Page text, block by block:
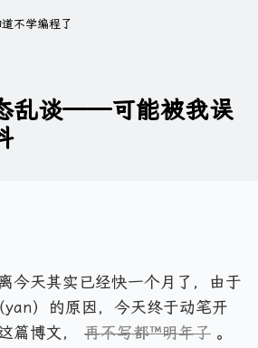
不学编程了
乱谈——可能被我误
今天其实已经快一个月了，由于
）的原因，今天终于动笔开
篇博文， 再不写都™明年了 。